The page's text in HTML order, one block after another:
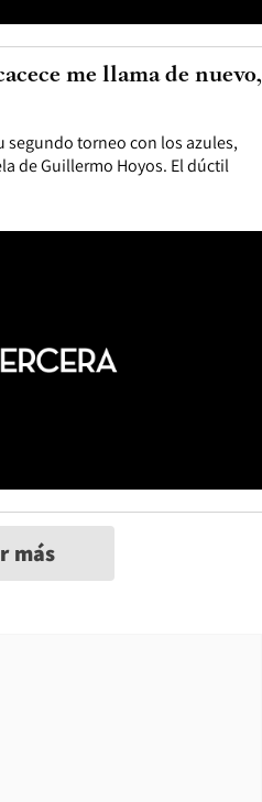
segundo torneo con los azules,
de Guillermo Hoyos. El dúctil
me llama de nuevo,
más